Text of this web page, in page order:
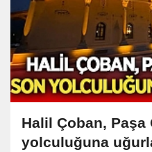
Halil Çoban,
yolculuğuna